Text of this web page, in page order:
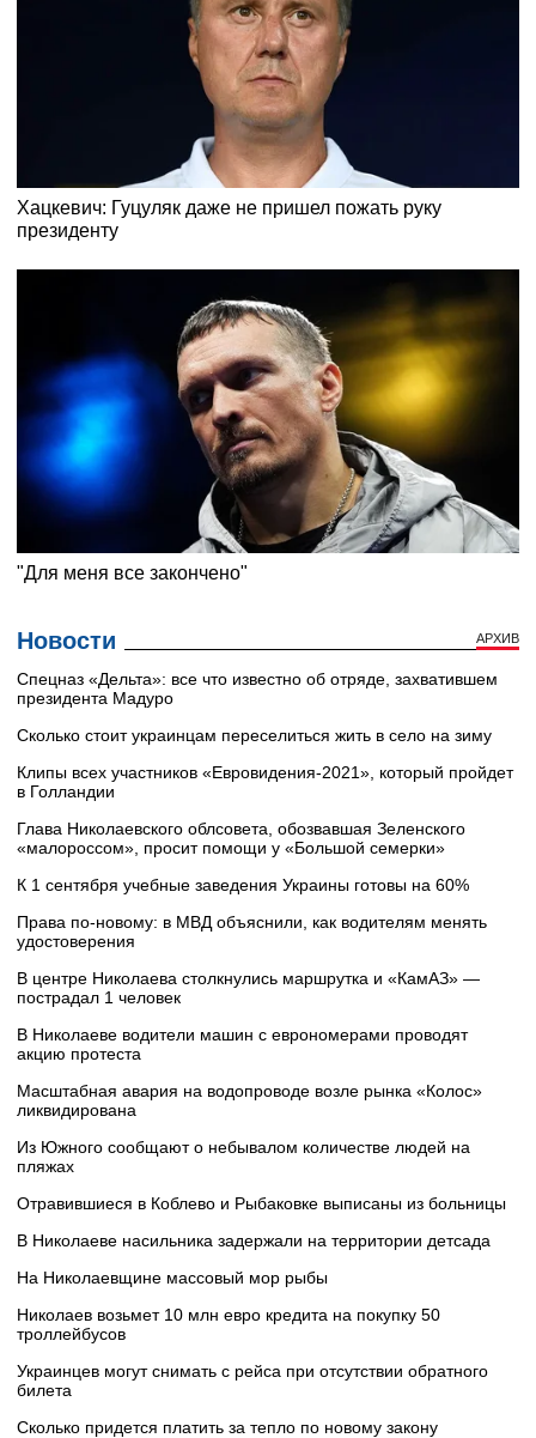
Новости АРХИВ
Cпецназ «Дельта»: все что известно об отряде, захватившем
президента Мадуро
Сколько стоит украинцам переселиться жить в село на зиму
Клипы всех участников «Евровидения-2021», который пройдет
в Голландии
Глава Николаевского облсовета, обозвавшая Зеленского
«малороссом», просит помощи у «Большой семерки»
К 1 сентября учебные заведения Украины готовы на 60%
Права по-новому: в МВД объяснили, как водителям менять
удостоверения
В центре Николаева столкнулись маршрутка и «КамАЗ» —
пострадал 1 человек
В Николаеве водители машин с еврономерами проводят
акцию протеста
Масштабная авария на водопроводе возле рынка «Колос»
ликвидирована
Из Южного сообщают о небывалом количестве людей на
пляжах
Отравившиеся в Коблево и Рыбаковке выписаны из больницы
В Николаеве насильника задержали на территории детсада
На Николаевщине массовый мор рыбы
Николаев возьмет 10 млн евро кредита на покупку 50
троллейбусов
Украинцев могут снимать с рейса при отсутствии обратного
билета
Сколько придется платить за тепло по новому закону